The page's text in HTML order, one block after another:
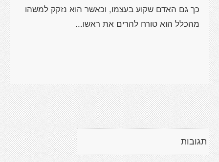
כך גם האדם שקוע בעצמו, וכאשר הוא נזקק למשהו
תגובות